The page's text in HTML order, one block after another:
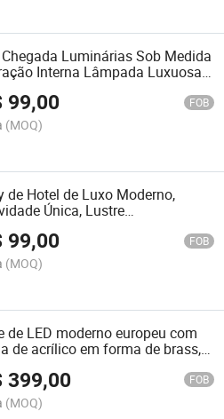
Luminárias Sob Medida
Interna Lâmpada Luxuosa
Vila Escadaria Lustre de Cristal
99,00 FOB
(MOQ)
de Hotel de Luxo Moderno,
Única, Lustre
Shopping, Villa, Sala de
Lâmpadas Decorativas
99,00 FOB
(MOQ)
de LED moderno europeu com
de acrílico em forma de brass,
399,00 FOB
(MOQ)